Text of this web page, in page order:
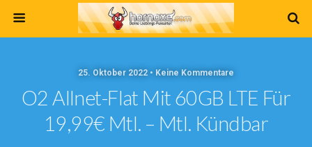
25. Oktober 2022 • Keine Kommentare
O2 Allnet-Flat Mit 60GB LTE Für
19,99€ Mtl. – Mtl. Kündbar